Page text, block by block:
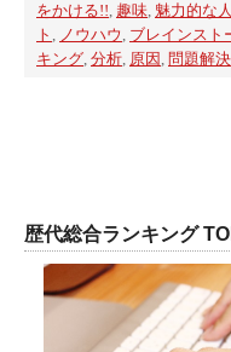
をかける!!, 趣味, 魅力的な
ト , ノウハウ , ブレインスト
キング, 分析, 原因 , 問題解決
歴代総合ランキング